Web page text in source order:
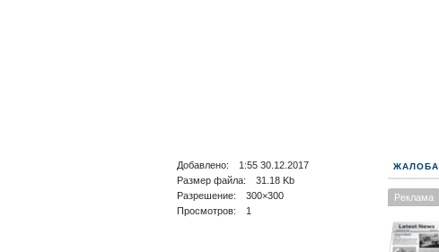
Добавлено: 1:55 30.12.2017
Размер файла: 31.18 Kb
Разрешение: 300×300
Просмотров: 1
ЖАЛОБА
Реклама